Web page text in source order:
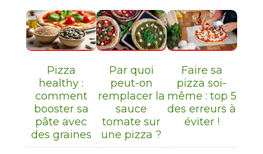
Pizza
healthy :
comment
booster sa
pâte avec
des graines
Par quoi
peut-on
remplacer la
sauce
tomate sur
une pizza ?
Faire sa
pizza soi-
même : top 5
des erreurs à
éviter !